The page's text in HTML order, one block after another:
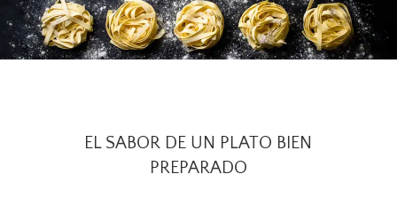
EL SABOR DE UN PLATO BIEN
PREPARADO